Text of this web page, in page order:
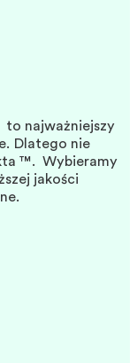
to najważniejszy
Dlatego nie
™. Wybieramy
jakości